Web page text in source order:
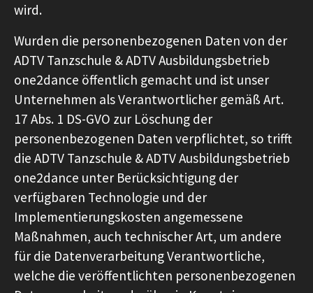
wird.
Wurden die personenbezogenen Daten von der
ADTV Tanzschule & ADTV Ausbildungsbetrieb
one2dance öffentlich gemacht und ist unser
Unternehmen als Verantwortlicher gemäß Art.
17 Abs. 1 DS-GVO zur Löschung der
personenbezogenen Daten verpflichtet, so trifft
die ADTV Tanzschule & ADTV Ausbildungsbetrieb
one2dance unter Berücksichtigung der
verfügbaren Technologie und der
Implementierungskosten angemessene
Maßnahmen, auch technischer Art, um andere
für die Datenverarbeitung Verantwortliche,
welche die veröffentlichten personenbezogenen